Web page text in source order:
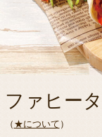
ファヒー
（ ★について ）